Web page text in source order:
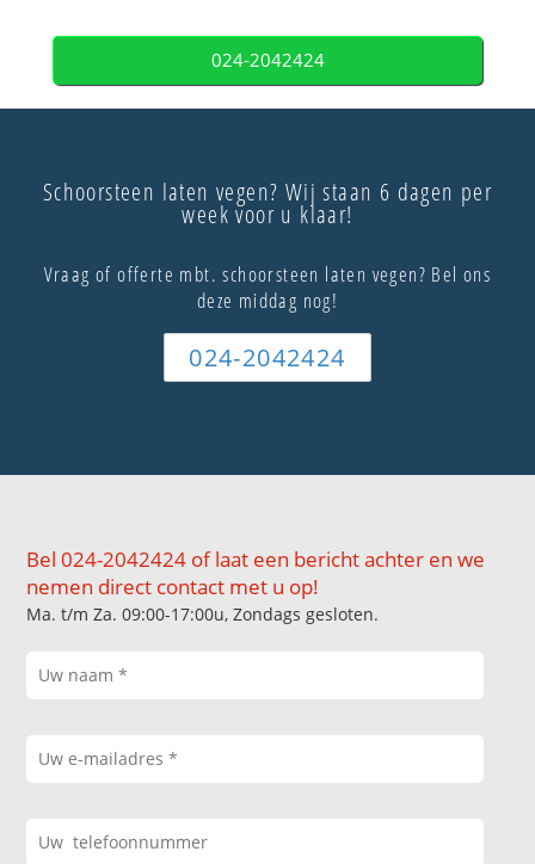
024-2042424
Schoorsteen laten vegen? Wij staan 6 dagen per
week voor u klaar!
Vraag of offerte mbt. schoorsteen laten vegen? Bel ons
deze middag nog!
024-2042424
Bel 024-2042424 of laat een bericht achter en we
nemen direct contact met u op!
Ma. t/m Za. 09:00-17:00u, Zondags gesloten.